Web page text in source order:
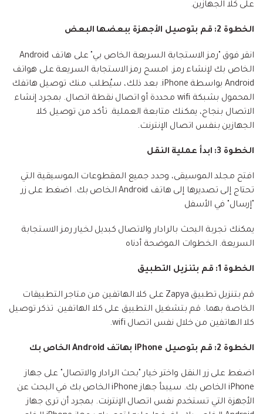
على كلا الجهازين.
الخطوة 2: قم بتوصيل الأجهزة ببعضها البعض
انقر فوق "رمز الاستجابة السريعة الخاص بي" على هاتف Android
الخاص بك لإنشاء رمز. امسح رمز الاستجابة السريعة على هواتف
Android بواسطة iPhone. بعد ذلك، سيُطلب منك توصيل هاتفك
المحمول بشبكة wifi محددة أو اتصال نقطة اتصال. بمجرد إنشاء
الاتصال بنجاح، يمكنك متابعة العملية. تأكد من توصيل كلا
الجهازين بنفس اتصال الإنترنت.
الخطوة 3: ابدأ عملية النقل
افتح مجلد الموسيقى، وحدد جميع المقطوعات الموسيقية التي
تحتاج إلى تصديرها إلى هاتف Android الخاص بك. اضغط على زر
"إرسال" في الأسفل
يمكنك تجربة البحث بالرادار والاتصال كبديل لخيار رمز الاستجابة
السريعة. الخطوات الموضحة أدناه
الخطوة 1: قم بتنزيل التطبيق
قم بتنزيل تطبيق Zapya على كلا الهاتفين من متاجر التطبيقات
الخاصة بهما. قم بتشغيل التطبيق على كلا الهاتفين. تذكر توصيل
كلا الهاتفين من خلال نفس اتصال wifi.
الخطوة 2: قم بتوصيل iPhone بهاتف Android الخاص بك
اضغط على زر النقل واختر خيار "بحث الرادار والاتصال" على جهاز
iPhone الخاص بك. سيبدأ جهاز iPhone الخاص بك في البحث عن
الأجهزة التي تستخدم نفس اتصال الإنترنت. بمجرد أن ترى جهاز